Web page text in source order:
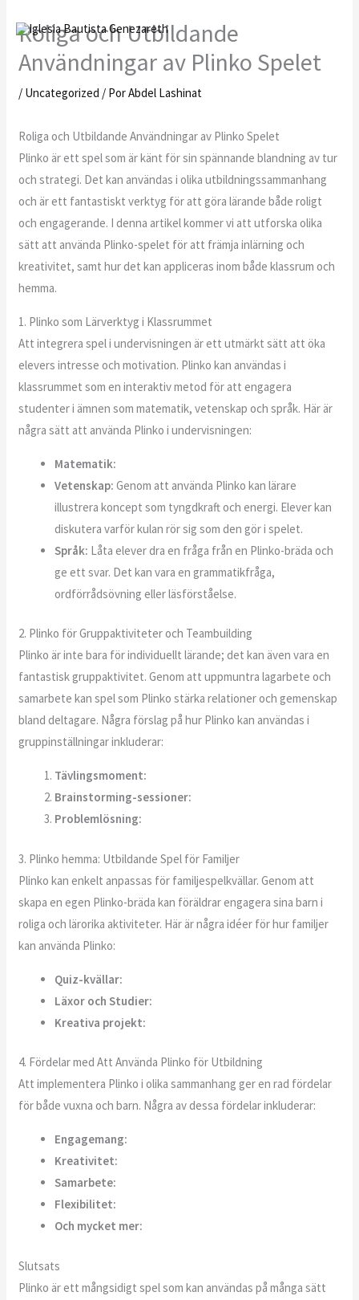
contenido
Roliga och Utbildande
Användningar av Plinko Spelet
/ Uncategorized / PorAbdel Lashinat
Roliga och Utbildande Användningar av Plinko Spelet
Plinko är ett spel som är känt för sin spännande blandning av tur
och strategi. Det kan användas i olika utbildningssammanhang
och är ett fantastiskt verktyg för att göra lärande både roligt
och engagerande. I denna artikel kommer vi att utforska olika
sätt att använda Plinko-spelet för att främja inlärning och
kreativitet, samt hur det kan appliceras inom både klassrum och
hemma.
1. Plinko som Lärverktyg i Klassrummet
Att integrera spel i undervisningen är ett utmärkt sätt att öka
elevers intresse och motivation. Plinko kan användas i
klassrummet som en interaktiv metod för att engagera
studenter i ämnen som matematik, vetenskap och språk. Här är
några sätt att använda Plinko i undervisningen:
Matematik:
Vetenskap: Genom att använda Plinko kan lärare
illustrera koncept som tyngdkraft och energi. Elever kan
diskutera varför kulan rör sig som den gör i spelet.
Språk: Låta elever dra en fråga från en Plinko-bräda och
ge ett svar. Det kan vara en grammatikfråga,
ordförrådsövning eller läsförståelse.
2. Plinko för Gruppaktiviteter och Teambuilding
Plinko är inte bara för individuellt lärande; det kan även vara en
fantastisk gruppaktivitet. Genom att uppmuntra lagarbete och
samarbete kan spel som Plinko stärka relationer och gemenskap
bland deltagare. Några förslag på hur Plinko kan användas i
gruppinställningar inkluderar:
Tävlingsmoment:
Brainstorming-sessioner:
Problemlösning:
3. Plinko hemma: Utbildande Spel för Familjer
Plinko kan enkelt anpassas för familjespelkvällar. Genom att
skapa en egen Plinko-bräda kan föräldrar engagera sina barn i
roliga och lärorika aktiviteter. Här är några idéer för hur familjer
kan använda Plinko:
Quiz-kvällar:
Läxor och Studier:
Kreativa projekt:
4. Fördelar med Att Använda Plinko för Utbildning
Att implementera Plinko i olika sammanhang ger en rad fördelar
för både vuxna och barn. Några av dessa fördelar inkluderar:
Engagemang:
Kreativitet:
Samarbete:
Flexibilitet:
Och mycket mer:
Slutsats
Plinko är ett mångsidigt spel som kan användas på många sätt